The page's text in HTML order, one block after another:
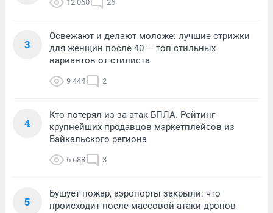
12 060 26
3
Освежают и делают моложе: лучшие стрижки
для женщин после 40 — топ стильных
вариантов от стилиста
9 444 2
4
Кто потерял из-за атак БПЛА. Рейтинг
крупнейших продавцов маркетплейсов из
Байкальского региона
6 688 3
5
Бушует пожар, аэропорты закрыли: что
происходит после массовой атаки дронов